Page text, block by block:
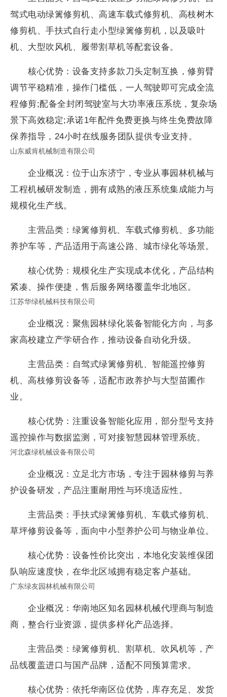
驾式电动绿篱修剪机、高速车载式修剪机、高枝树木
修剪机、手扶式自行走小型绿篱修剪机，以及吸叶
机、大型吹风机、履带割草机等配套设备。
核心优势：设备支持多款刀头定制互换，修剪臂
调节平稳精准，操作门槛低，一人驾驶即可完成全流
程修剪;配备全封闭驾驶室与大功率液压系统，复杂场
景下高效稳定;承诺1年配件免费更换与终生免费故障
保养指导，24小时在线服务团队提供专业支持。
山东威肯机械制造有限公司
企业概况：位于山东济宁，专业从事园林机械与
工程机械研发制造，拥有成熟的液压系统集成能力与
规模化生产线。
主营品类：绿篱修剪机、车载式修剪机、多功能
养护车等，产品适用于高速公路、城市绿化等场景。
核心优势：规模化生产实现成本优化，产品结构
紧凑、操作便捷，售后服务网络覆盖华北地区。
江苏华绿机械科技有限公司
企业概况：聚焦园林绿化装备智能化方向，与多
家高校建立产学研合作，推动设备自动化升级。
主营品类：自驾式绿篱修剪机、智能遥控修剪
机、高枝修剪设备等，适配市政养护与大型苗圃作
业。
核心优势：注重设备智能化应用，部分型号支持
遥控操作与数据监测，可对接智慧园林管理系统。
河北森绿机械设备有限公司
企业概况：立足北方市场，专注于园林修剪与养
护设备研发，产品注重耐用性与环境适应性。
主营品类：手扶式绿篱修剪机、车载式修剪机、
草坪修剪设备等，面向中小型养护公司与物业单位。
核心优势：设备性价比突出，本地化安装维保团
队响应速度快，在华北区域拥有稳定客户基础。
广东绿友园林机械有限公司
企业概况：华南地区知名园林机械代理商与制造
商，整合行业资源，提供多样化产品选择。
主营品类：绿篱修剪机、割草机、吹风机等，产
品线覆盖进口与国产品牌，适配不同预算需求。
核心优势：依托华南区位优势，库存充足、发货